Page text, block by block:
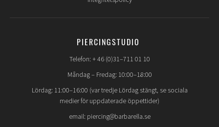
PIERCINGSTUDIO
Telefon: + 46 (0)31–711 01 10
Måndag – Fredag: 10:00–18:00
Lördag: 11:00–16:00 (var tredje Lördag stängt, se sociala
medier för uppdaterade öppettider)
email: piercing@barbarella.se